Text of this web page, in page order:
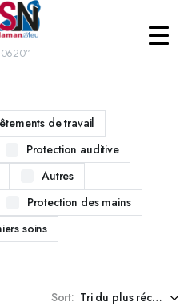
de travail
Protection auditive
Autres
Protection des mains
soins
Sort: